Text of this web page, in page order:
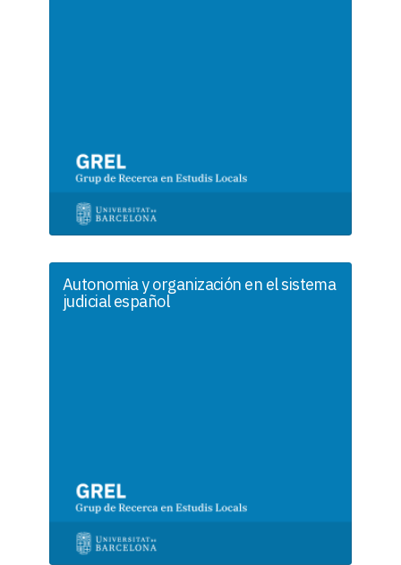
Autonomia y organización en el sistema
judicial español